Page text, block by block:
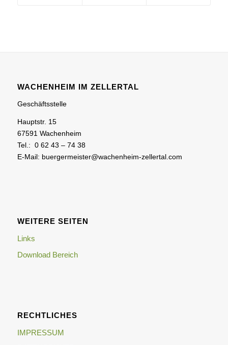
WACHENHEIM IM ZELLERTAL
Geschäftsstelle
Hauptstr. 15
67591 Wachenheim
Tel.: 0 62 43 – 74 38
E-Mail: buergermeister@wachenheim-zellertal.com
WEITERE SEITEN
Links
Download Bereich
RECHTLICHES
IMPRESSUM